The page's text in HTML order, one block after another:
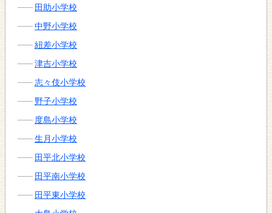
田助小学校
中野小学校
紐差小学校
津吉小学校
志々伎小学校
野子小学校
度島小学校
生月小学校
田平北小学校
田平南小学校
田平東小学校